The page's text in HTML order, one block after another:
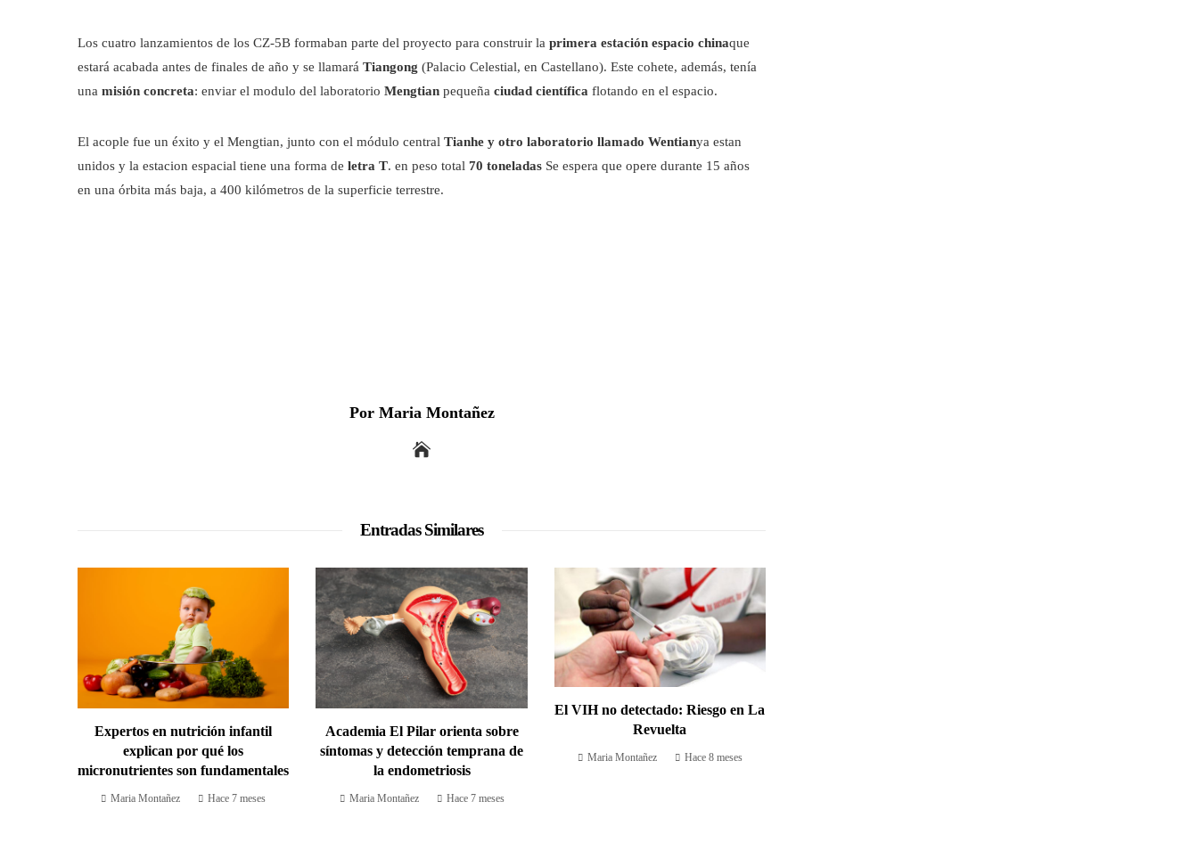
Los cuatro lanzamientos de los CZ-5B formaban parte del proyecto para construir la primera estación espacio chinaque
estará acabada antes de finales de año y se llamará Tiangong (Palacio Celestial, en Castellano). Este cohete, además, tenía
una misión concreta: enviar el modulo del laboratorio Mengtian pequeña ciudad científica flotando en el espacio.
El acople fue un éxito y el Mengtian, junto con el módulo central Tianhe y otro laboratorio llamado Wentianya estan
unidos y la estacion espacial tiene una forma de letra T. en peso total 70 toneladas Se espera que opere durante 15 años
en una órbita más baja, a 400 kilómetros de la superficie terrestre.
Por Maria Montañez
Entradas Similares
Expertos en nutrición infantil
explican por qué los
micronutrientes son fundamentales
Maria Montañez Hace 7 meses
Academia El Pilar orienta sobre
síntomas y detección temprana de
la endometriosis
Maria Montañez Hace 7 meses
El VIH no detectado: Riesgo en La
Revuelta
Maria Montañez Hace 8 meses